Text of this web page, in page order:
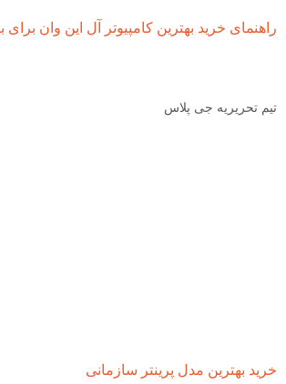
راهنمای خرید بهترین کامپیوتر آل این وان برای
تیم تحریریه جی پلاس
خرید بهترین مدل پرینتر سازمانی